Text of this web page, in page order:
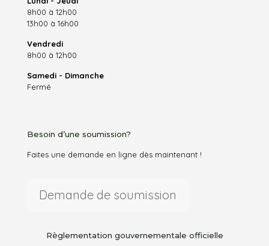
8h00 à 12h00
13h00 à 16h00
Vendredi
8h00 à 12h00
Samedi - Dimanche
Fermé
Besoin d’une soumission?
Faites une demande en ligne dès maintenant !
Demande de soumission
Règlementation gouvernementale officielle